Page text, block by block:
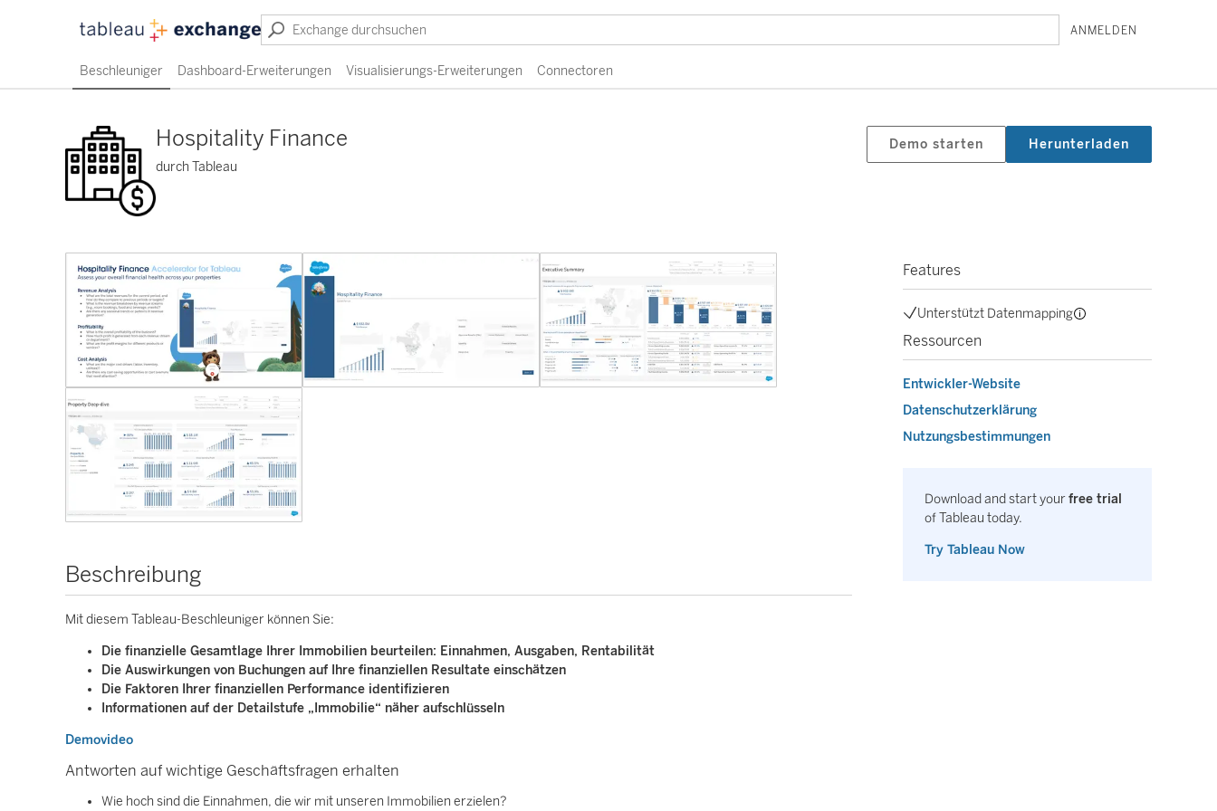
ANMELDEN
Beschleuniger Dashboard-Erweiterungen Visualisierungs-Erweiterungen Connectoren
Hospitality Finance
durch Tableau
Demo starten Herunterladen
Beschreibung
Mit diesem Tableau-Beschleuniger können Sie:
Die finanzielle Gesamtlage Ihrer Immobilien beurteilen: Einnahmen, Ausgaben, Rentabilität
Die Auswirkungen von Buchungen auf Ihre finanziellen Resultate einschätzen
Die Faktoren Ihrer finanziellen Performance identifizieren
Informationen auf der Detailstufe „Immobilie“ näher aufschlüsseln
Demovideo
Antworten auf wichtige Geschäftsfragen erhalten
Wie hoch sind die Einnahmen, die wir mit unseren Immobilien erzielen?
Features
Unterstützt Datenmapping
Ressourcen
Entwickler-Website
Datenschutzerklärung
Nutzungsbestimmungen
Download and start yourfree trial
of Tableau today.
Try Tableau Now